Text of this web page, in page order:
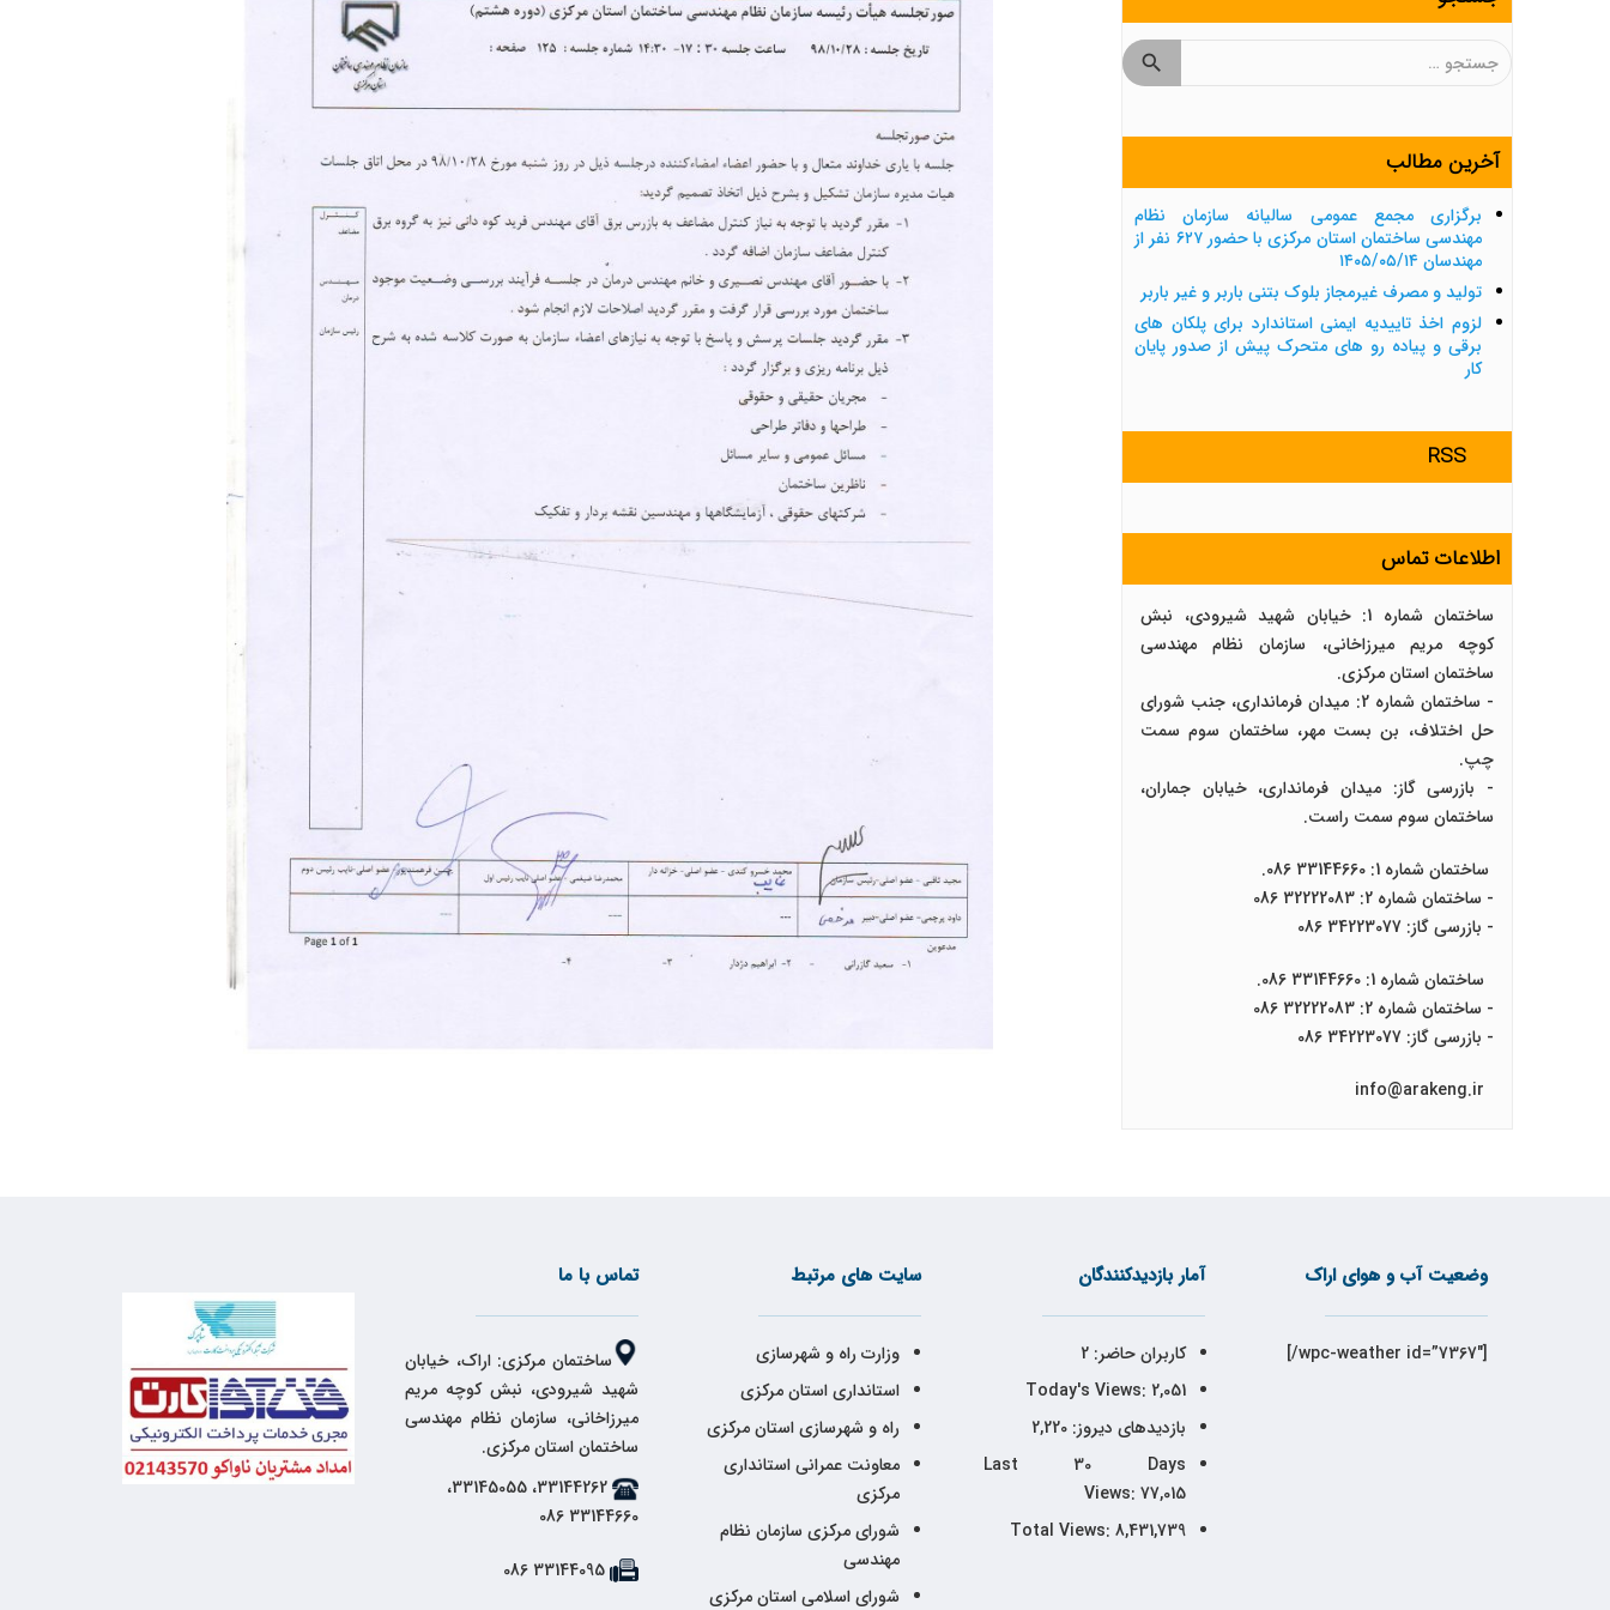
جستجو
آخرین مطالب
برگزاری مجمع عمومی سالیانه سازمان نظام
مهندسی ساختمان استان مرکزی با حضور ۶۲۷ نفر از
مهندسان ۱۴۰۵/۰۵/۱۴
تولید و مصرف غیرمجاز بلوک بتنی باربر و غیر باربر
لزوم اخذ تاییدیه ایمنی استاندارد برای پلکان های
برقی و پیاده رو های متحرک پیش از صدور پایان
کار
RSS
اطلاعات تماس
ساختمان شماره 1: خیابان شهید شیرودی، نبش
کوچه مریم میرزاخانی، سازمان نظام مهندسی
ساختمان استان مرکزی.
- ساختمان شماره 2: میدان فرمانداری، جنب شورای
حل اختلاف، بن بست مهر، ساختمان سوم سمت
چپ.
- بازرسی گاز: میدان فرمانداری، خیابان جماران،
ساختمان سوم سمت راست.
ساختمان شماره 1: 33144660 086.
- ساختمان شماره 2: 32222083 086
- بازرسی گاز: 34223077 086
ساختمان شماره 1: 33144660 086.
- ساختمان شماره 2: 32222083 086
- بازرسی گاز: 34223077 086
وضعیت آب و هوای اراک
[wpc-weather id=”7367″/]
آمار بازدیدکنندگان
کاربران حاضر:2
Today's Views: 2,051
بازدیدهای دیروز:2,220
Last 30 Days
Views: 77,015
Total Views: 8,431,739
سایت های مرتبط
وزارت راه و شهرسازی
استانداری استان مرکزی
راه و شهرسازی استان مرکزی
معاونت عمرانی استانداری
مرکزی
شورای مرکزی سازمان نظام
مهندسی
شورای اسلامی استان مرکزی
تماس با ما
ساختمان مرکزی: اراک، خیابان
شهید شیرودی، نبش کوچه مریم
میرزاخانی، سازمان نظام مهندسی
ساختمان استان مرکزی.
33144262، 33145055،
33144660 086
33144095 086